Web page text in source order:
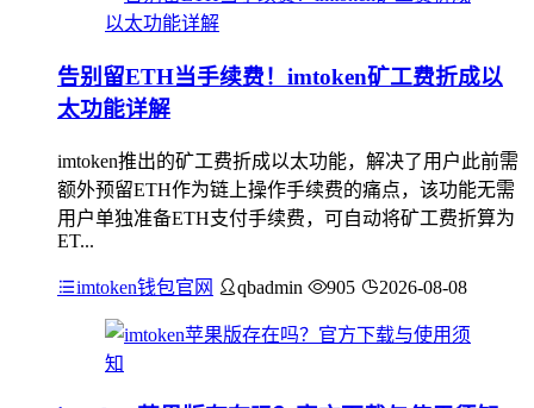
告别留ETH当手续费！imtoken矿工费折成以
太功能详解
imtoken推出的矿工费折成以太功能，解决了用户此前需
额外预留ETH作为链上操作手续费的痛点，该功能无需
用户单独准备ETH支付手续费，可自动将矿工费折算为
ET...
imtoken钱包官网 qbadmin 905 2026-08-08